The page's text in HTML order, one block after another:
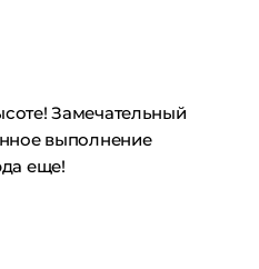
Замечательный
выполнение
еще!